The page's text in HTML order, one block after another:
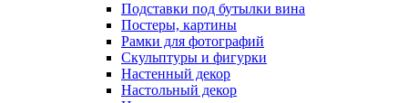
Подставки под бутылки вина
Постеры, картины
Рамки для фотографий
Скульптуры и фигурки
Настенный декор
Настольный декор